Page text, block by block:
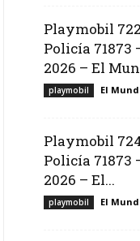
Playmobil
Policía
2026 – El
playmobil El
Playmobil
Policía
2026 – El...
playmobil El